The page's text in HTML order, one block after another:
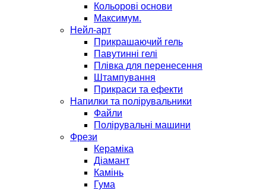
Кольорові основи
Максимум.
Нейл-арт
Прикрашаючий гель
Павутинні гелі
Плівка для перенесення
Штампування
Прикраси та ефекти
Напилки та полірувальники
Файли
Полірувальні машини
Фрези
Кераміка
Діамант
Камінь
Гума